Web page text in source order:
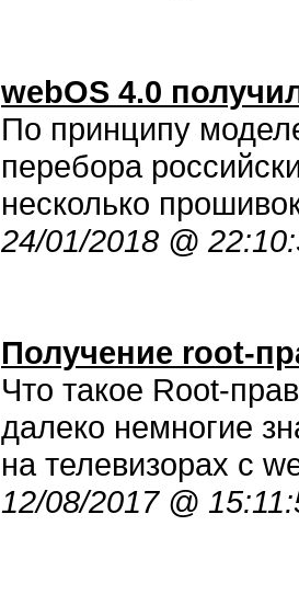
webOS 4.0
По принципу
перебора
несколько
24/01/2018 @
Получение root-
Что такое Root-
далеко немногие
на телевизорах с
12/08/2017 @